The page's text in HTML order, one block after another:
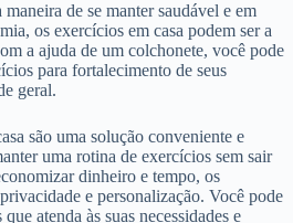
de se manter saudável e em
os exercícios em casa podem ser a
a ajuda de um colchonete, você pode
para fortalecimento de seus
geral.
são uma solução conveniente e
uma rotina de exercícios sem sair
dinheiro e tempo, os
e personalização. Você pode
atenda às suas necessidades e